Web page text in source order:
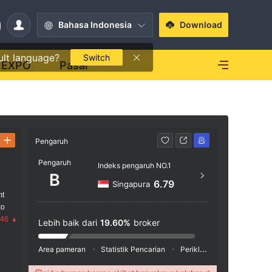
Bahasa Indonesia
language? Switch
Download
EXPO Pasar
Pengaruh
Pengaruh
B
Indeks pengaruh NO.1
Singapura 6.79
Lebih baik dari 19.60% broker
Area pameran Statistik Pencarian Periklanan